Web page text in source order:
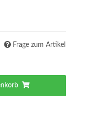
Frage zum Artikel